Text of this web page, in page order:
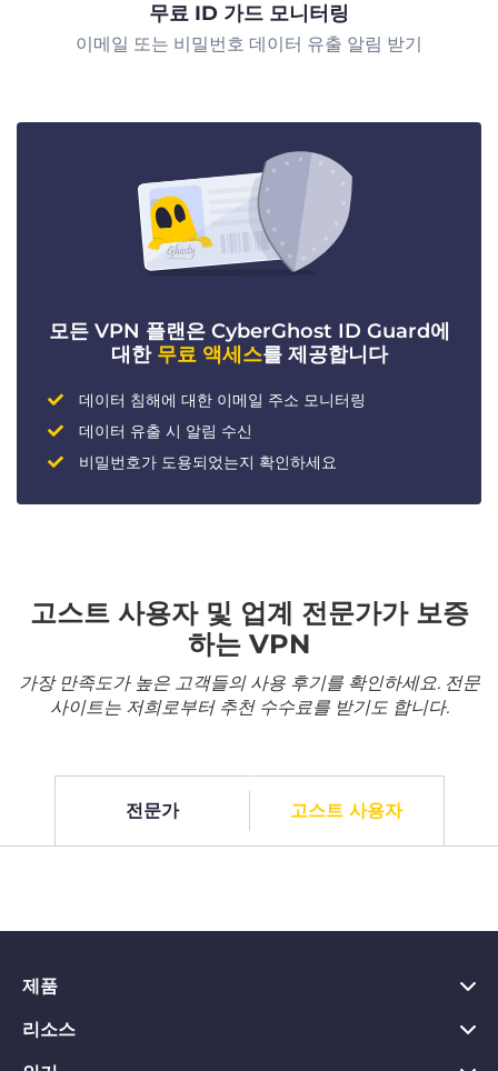
무료 ID 가드 모니터링
이메일 또는 비밀번호 데이터 유출 알림 받기
모든 VPN 플랜은 CyberGhost ID Guard에
대한 무료 액세스를 제공합니다
데이터 침해에 대한 이메일 주소 모니터링
데이터 유출 시 알림 수신
비밀번호가 도용되었는지 확인하세요
고스트 사용자 및 업계 전문가가 보증
하는 VPN
가장 만족도가 높은 고객들의 사용 후기를 확인하세요. 전문
사이트는 저희로부터 추천 수수료를 받기도 합니다.
전문가 고스트 사용자
제품
PC용 VPN
리소스